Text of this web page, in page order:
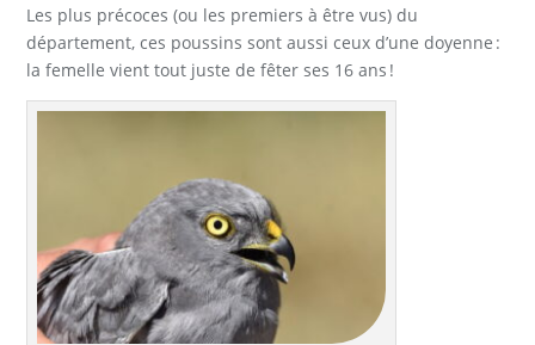
Les plus précoces (ou les premiers à être vus) du
département, ces poussins sont aussi ceux d’une doyenne :
la femelle vient tout juste de fêter ses 16 ans !